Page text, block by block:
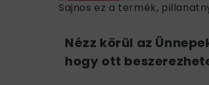
Sajnos ez a termék,
Nézz körül az
hogy ott